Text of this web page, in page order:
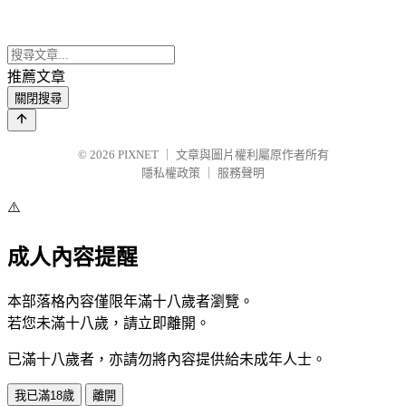
推薦文章
關閉搜尋
© 2026 PIXNET
文章與圖片權利屬原作者所有
隱私權政策
服務聲明
⚠️
成人內容提醒
本部落格內容僅限年滿十八歲者瀏覽。
若您未滿十八歲，請立即離開。
已滿十八歲者，亦請勿將內容提供給未成年人士。
我已滿18歲 離開